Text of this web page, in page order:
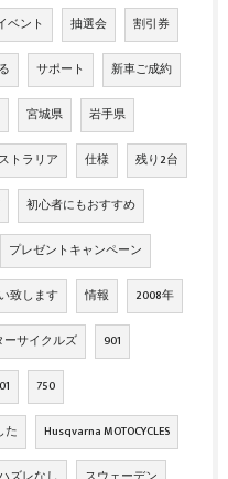
ベント 抽選会 割引券
サポート 新車ご成約
宮城県 岩手県
トラリア 仕様 残り2台
初心者にもおすすめ
プレゼントキャンペーン
致します 情報 2008年
ーサイクルズ 901
750
た Husqvarna MOTOCYCLES